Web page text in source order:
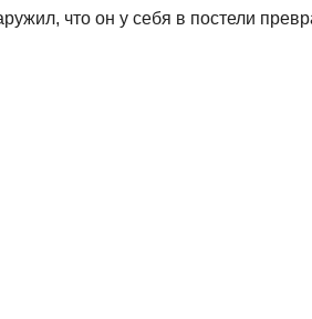
что он у себя в постели